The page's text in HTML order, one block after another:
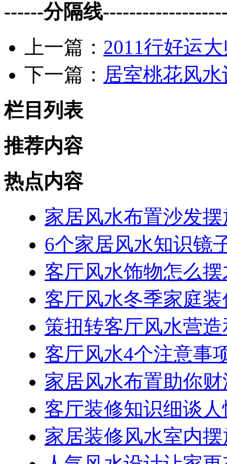
------分隔线
上一篇： 2011行好运
下一篇： 居室桃花风
栏目列表
推荐内容
热点内容
家居风水布置沙发
6个家居风水知识镜
客厅风水饰物怎么
客厅风水冬季家庭
策扭转客厅风水营
客厅风水4个注意事
家居风水布置助你
客厅装修知识细谈
家居装修风水室内